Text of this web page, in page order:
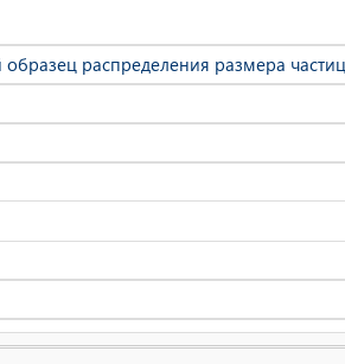
образец распределения размера